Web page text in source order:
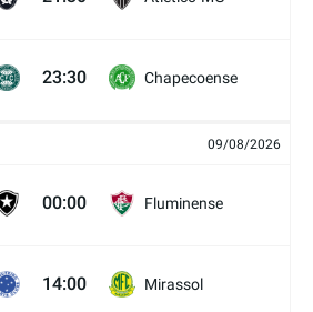
23:30 Chapecoense
09/08/2026
00:00 Fluminense
14:00 Mirassol